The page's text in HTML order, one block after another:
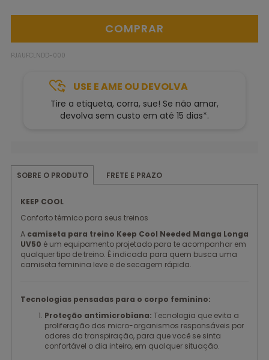
PJAUFCLNDD-000
USE E AME OU DEVOLVA
Tire a etiqueta, corra, sue! Se não amar,
devolva sem custo em até 15 dias*.
SOBRE O PRODUTO FRETE E PRAZO
KEEP COOL
Conforto térmico para seus treinos
A camiseta para treino Keep Cool Needed Manga Longa
UV50 é um equipamento projetado para te acompanhar em
qualquer tipo de treino. É indicada para quem busca uma
camiseta feminina leve e de secagem rápida.
Tecnologias pensadas para o corpo feminino:
Proteção antimicrobiana: Tecnologia que evita a
proliferação dos micro-organismos responsáveis por
odores da transpiração, para que você se sinta
confortável o dia inteiro, em qualquer situação.